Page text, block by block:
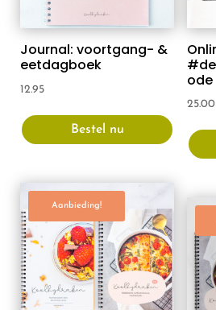
Journal: voortgang- &
eetdagboek
12.95
Bestel nu
ode
25.00
Aanbieding!